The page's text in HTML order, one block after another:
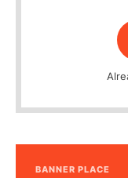
BANNER PLACE